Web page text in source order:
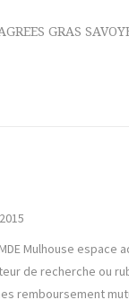
GRAS
Mulhouse espace
de recherche ou
remboursement